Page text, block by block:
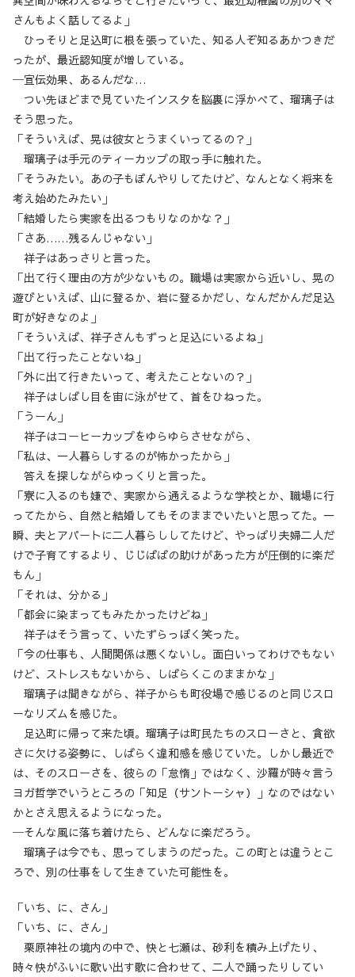
さんもよく話してるよ」
ひっそりと足込町に根を張っていた、知る人ぞ知るあかつきだ
ったが、最近認知度が増している。
─宣伝効果、あるんだな…
つい先ほどまで見ていたインスタを脳裏に浮かべて、瑠璃子は
そう思った。
「そういえば、晃は彼女とうまくいってるの？」
瑠璃子は手元のティーカップの取っ手に触れた。
「そうみたい。あの子もぼんやりしてたけど、なんとなく将来を
考え始めたみたい」
「結婚したら実家を出るつもりなのかな？」
「さあ……残るんじゃない」
祥子はあっさりと言った。
「出て行く理由の方が少ないもの。職場は実家から近いし、晃の
遊びといえば、山に登るか、岩に登るかだし、なんだかんだ足込
町が好きなのよ」
「そういえば、祥子さんもずっと足込にいるよね」
「出て行ったことないね」
「外に出て行きたいって、考えたことないの？」
祥子はしばし目を宙に泳がせて、首をひねった。
「うーん」
祥子はコーヒーカップをゆらゆらさせながら、
「私は、一人暮らしするのが怖かったから」
答えを探しながらゆっくりと言った。
「寮に入るのも嫌で、実家から通えるような学校とか、職場に行
ってたから、自然と結婚してもそのままでいたいと思ってた。一
瞬、夫とアパートに二人暮らししてたけど、やっぱり夫婦二人だ
けで子育てするより、じじばばの助けがあった方が圧倒的に楽だ
もん」
「それは、分かる」
「都会に染まってもみたかったけどね」
祥子はそう言って、いたずらっぽく笑った。
「今の仕事も、人間関係は悪くないし。面白いってわけでもない
けど、ストレスもないから、しばらくこのままかな」
瑠璃子は聞きながら、祥子からも町役場で感じるのと同じスロ
ーなリズムを感じた。
足込町に帰って来た頃。瑠璃子は町民たちのスローさと、貪欲
さに欠ける姿勢に、しばらく違和感を感じていた。しかし最近で
は、そのスローさを、彼らの「怠惰」ではなく、沙羅が時々言う
ヨガ哲学でいうところの「知足（サントーシャ）」なのではない
かとさえ思えるようになった。
─そんな風に落ち着けたら、どんなに楽だろう。
瑠璃子は今でも、思ってしまうのだった。この町とは違うとこ
ろで、別の仕事をして生きていた可能性を。
「いち、に、さん」
「いち、に、さん」
栗原神社の境内の中で、快と七瀬は、砂利を積み上げたり、
時々快がふいに歌い出す歌に合わせて、二人で踊ったりしてい